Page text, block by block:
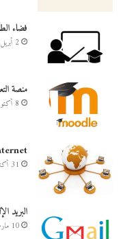
فضاء
2 أبريل 2022
منصة
8 أكتوبر 2019
31 أكتوبر 2021
البريد
10 مارس 2021